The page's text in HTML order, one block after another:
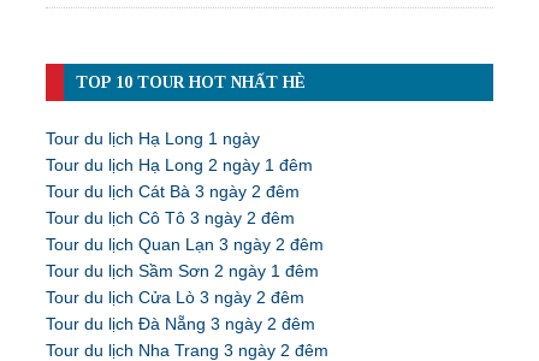
TOP 10 TOUR HOT NHẤT HÈ
Tour du lịch Hạ Long 1 ngày
Tour du lịch Hạ Long 2 ngày 1 đêm
Tour du lịch Cát Bà 3 ngày 2 đêm
Tour du lịch Cô Tô 3 ngày 2 đêm
Tour du lịch Quan Lạn 3 ngày 2 đêm
Tour du lịch Sầm Sơn 2 ngày 1 đêm
Tour du lịch Cửa Lò 3 ngày 2 đêm
Tour du lịch Đà Nẵng 3 ngày 2 đêm
Tour du lịch Nha Trang 3 ngày 2 đêm